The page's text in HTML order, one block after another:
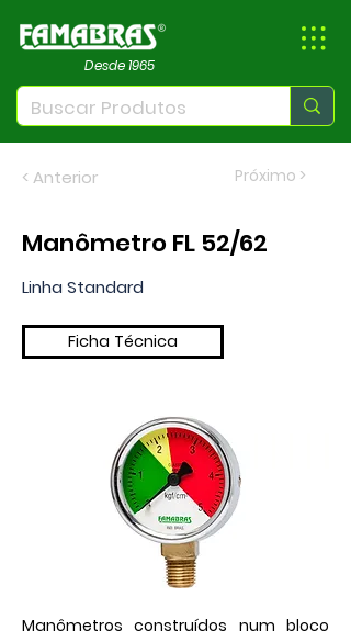
Desde 1965
< Anterior Próximo >
Manômetro FL 52/62
Linha Standard
Ficha Técnica
Manômetros construídos num bloco